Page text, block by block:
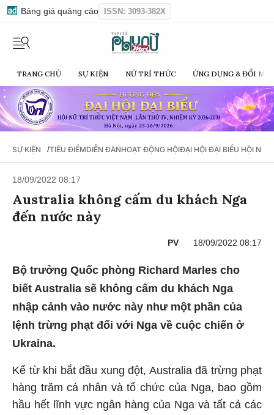
Bảng giá quảng cáo ISSN: 3093-382X
TRANG CHỦ SỰ KIỆN NỮ TRÍ THỨC ỨNG DỤNG & ĐỔI
SỰ KIỆN /TIÊU ĐIỂMDIỄN ĐÀNHOẠT ĐỘNG HỘIĐẠI HỘI ĐẠI BIỂU HỘI NỮ
18/09/2022 08:17
Australia không cấm du khách Nga
đến nước này
PV 18/09/2022 08:17
Bộ trưởng Quốc phòng Richard Marles cho
biết Australia sẽ không cấm du khách Nga
nhập cảnh vào nước này như một phần của
lệnh trừng phạt đối với Nga về cuộc chiến ở
Ukraina.
Kể từ khi bắt đầu xung đột, Australia đã trừng phạt
hàng trăm cá nhân và tổ chức của Nga, bao gồm
hầu hết lĩnh vực ngân hàng của Nga và tất cả các